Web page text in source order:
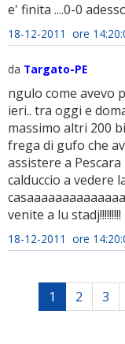
e' finita ....0-0
18-12-2011 ore
da Targato-PE
ngulo come avevo
ieri.. tra oggi e
massimo altri 200
frega di gufo che
assistere a
calduccio a vedere
venite a lu stadj!!!!!!!!!
18-12-2011 ore
1 2 3